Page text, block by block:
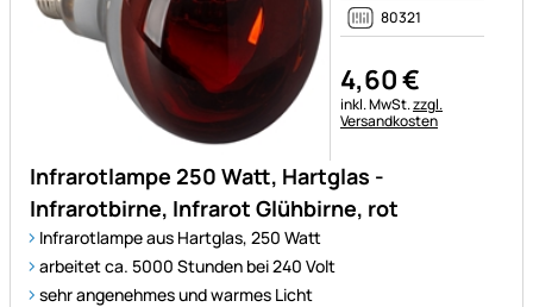
Infrarotlampe 250 Watt, Hartglas -
Infrarotbirne, Infrarot Glühbirne, rot
Infrarotlampe aus Hartglas, 250 Watt
arbeitet ca. 5000 Stunden bei 240 Volt
sehr angenehmes und warmes Licht
80321
4,60€
Steuerhinweis:
inkl. MwSt.zzgl.
Versandkosten